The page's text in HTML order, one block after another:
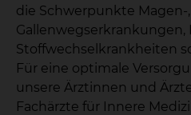
die Schwerpunkte Magen-
Gallenwegserkrankungen,
Stoffwechselkrankheiten
Für eine optimale
unsere Ärztinnen und
Fachärzte für Innere